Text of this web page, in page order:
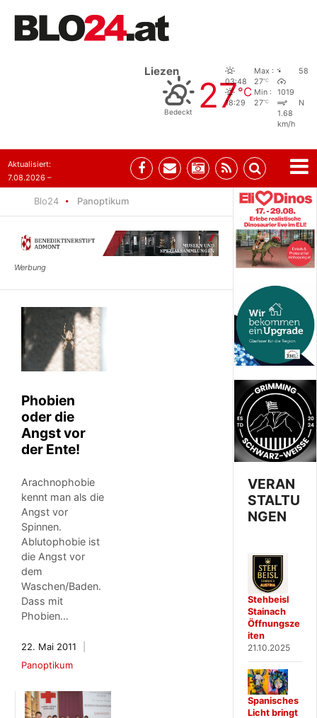
Liezen
Bedeckt 27°C
03:48
18:29
Max :
27°C
Min :
27°C
58
1019
N
1.68
km/h
Aktualisiert:
7.08.2026 –
Blo24 Panoptikum
Phobien
oder die
Angst vor
der Ente!
Arachnophobie
kennt man als die
Angst vor
Spinnen.
Ablutophobie ist
die Angst vor
dem
Waschen/Baden.
Dass mit
Phobien…
22. Mai 2011
Panoptikum
VERAN
STALTU
NGEN
Stehbeisl
Stainach
Öffnungsze
iten
21.10.2025
Spanisches
Licht bringt